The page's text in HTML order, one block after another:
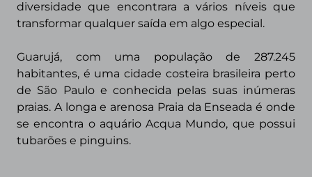
diversidade que encontrara a vários níveis que
transformar qualquer saída em algo especial.
Guarujá, com uma população de 287.245
habitantes, é uma cidade costeira brasileira perto
de São Paulo e conhecida pelas suas inúmeras
praias. A longa e arenosa Praia da Enseada é onde
se encontra o aquário Acqua Mundo, que possui
tubarões e pinguins.